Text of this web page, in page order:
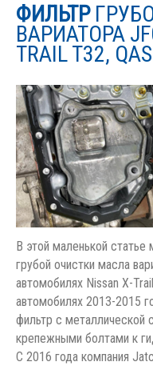
ФИЛЬТР
ВАРИАТОРА
TRAIL T32,
В этой маленькой
грубой очистки масла
автомобилях Nissan X-
автомобилях 2013-2015
фильтр с металлической
крепежными болтами к
С 2016 года компания